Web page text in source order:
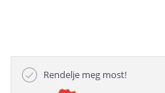
Rendelje meg most!